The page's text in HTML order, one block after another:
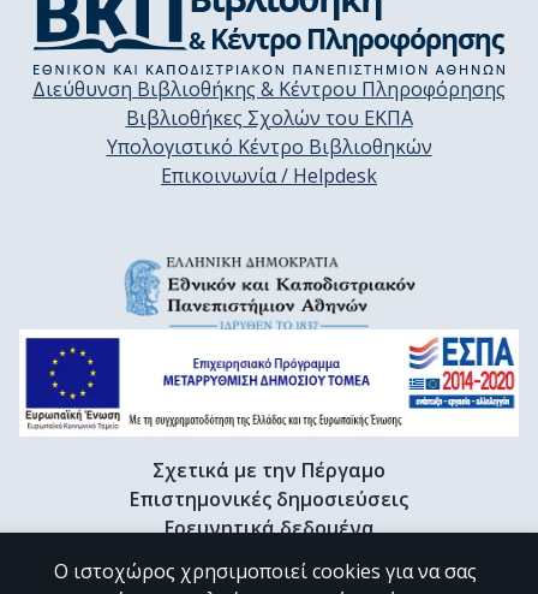
Διεύθυνση Βιβλιοθήκης & Κέντρου Πληροφόρησης
Βιβλιοθήκες Σχολών του ΕΚΠΑ
Υπολογιστικό Κέντρο Βιβλιοθηκών
Επικοινωνία / Helpdesk
Σχετικά με την Πέργαμο
Επιστημονικές δημοσιεύσεις
Ερευνητικά δεδομένα
Διδακτορικές διατριβές & Γκρίζα βιβλιογραφία
Προφίλ Ερευνητή
Ο ιστοχώρος χρησιμοποιεί cookies για να σας